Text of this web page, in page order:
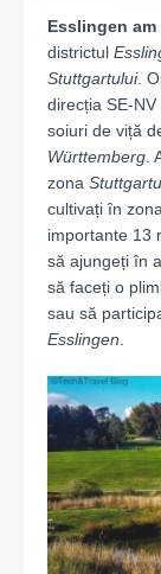
Esslingen am
districtul
Stuttgartului.
direcția SE-
soiuri de viță
Württemberg
zona
cultivați în
importante 13
să ajungeți în
să faceți o
sau să
Esslingen